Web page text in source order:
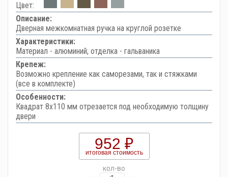
Цвет:
Описание:
Дверная межкомнатная ручка на круглой розетке
Характеристики:
Материал - алюминий; отделка - гальваника
Крепеж:
Возможно крепление как саморезами, так и стяжками
(все в комплекте)
Особенности:
Квадрат 8х110 мм отрезается под необходимую толщину
двери
952 ₽
итоговая стоимость
кол-во